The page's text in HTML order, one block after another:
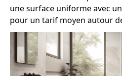
une surface uniforme avec
pour un tarif moyen autour